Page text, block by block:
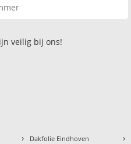
veilig bij ons!
› Dakfolie Eindhoven ›